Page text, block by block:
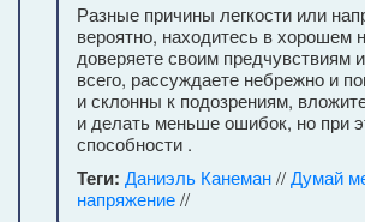
Разные причины легкости или
вероятно, находитесь в хорошем
доверяете своим предчувствиям
всего, рассуждаете небрежно и
и склонны к подозрениям,
и делать меньше ошибок, но при
способности .
Теги: Даниэль Канеман//Думай
напряжение//